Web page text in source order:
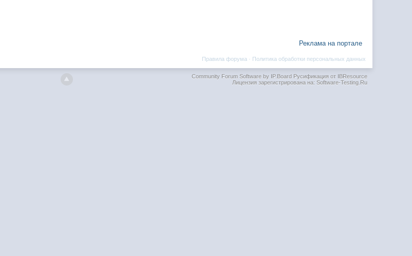
Реклама на портале
Политика обработки персональных данных
Правила форума ·
Community Forum Software by IP.BoardРусификация от IBResource
Лицензия зарегистрирована на: Software-Testing.Ru